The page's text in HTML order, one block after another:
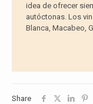
idea de ofrecer
autóctonas. Los
Blanca, Macabeo,
Share